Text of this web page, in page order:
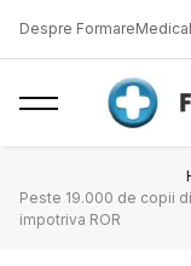
Despre
Peste 19.000 de copii
impotriva ROR